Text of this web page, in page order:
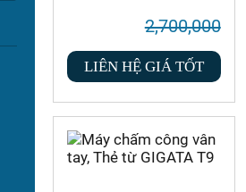
2,700,000
LIÊN HỆ GIÁ TỐT